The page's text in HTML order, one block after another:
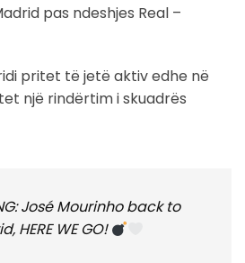
pas ndeshjes Real –
pritet të jetë aktiv edhe në
një rindërtim i skuadrës
José Mourinho back to
HERE WE GO!